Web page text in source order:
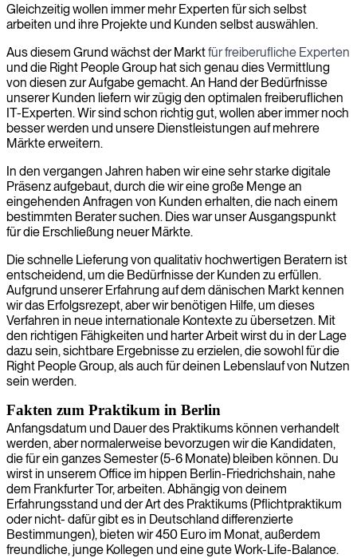
Gleichzeitig wollen immer mehr Experten für sich selbst
arbeiten und ihre Projekte und Kunden selbst auswählen.
Aus diesem Grund wächst der Marktfür freiberufliche Experten
und die Right People Group hat sich genau dies Vermittlung
von diesen zur Aufgabe gemacht. An Hand der Bedürfnisse
unserer Kunden liefern wir zügig den optimalen freiberuflichen
IT-Experten. Wir sind schon richtig gut, wollen aber immer noch
besser werden und unsere Dienstleistungen auf mehrere
Märkte erweitern.
In den vergangen Jahren haben wir eine sehr starke digitale
Präsenz aufgebaut, durch die wir eine große Menge an
eingehenden Anfragen von Kunden erhalten, die nach einem
bestimmten Berater suchen. Dies war unser Ausgangspunkt
für die Erschließung neuer Märkte.
Die schnelle Lieferung von qualitativ hochwertigen Beratern ist
entscheidend, um die Bedürfnisse der Kunden zu erfüllen.
Aufgrund unserer Erfahrung auf dem dänischen Markt kennen
wir das Erfolgsrezept, aber wir benötigen Hilfe, um dieses
Verfahren in neue internationale Kontexte zu übersetzen. Mit
den richtigen Fähigkeiten und harter Arbeit wirst du in der Lage
dazu sein, sichtbare Ergebnisse zu erzielen, die sowohl für die
Right People Group, als auch für deinen Lebenslauf von Nutzen
sein werden.
Fakten zum Praktikum in Berlin
Anfangsdatum und Dauer des Praktikums können verhandelt
werden, aber normalerweise bevorzugen wir die Kandidaten,
die für ein ganzes Semester (5-6 Monate) bleiben können. Du
wirst in unserem Office im hippen Berlin-Friedrichshain, nahe
dem Frankfurter Tor, arbeiten. Abhängig von deinem
Erfahrungsstand und der Art des Praktikums (Pflichtpraktikum
oder nicht- dafür gibt es in Deutschland differenzierte
Bestimmungen), bieten wir 450 Euro im Monat, außerdem
freundliche, junge Kollegen und eine gute Work-Life-Balance.